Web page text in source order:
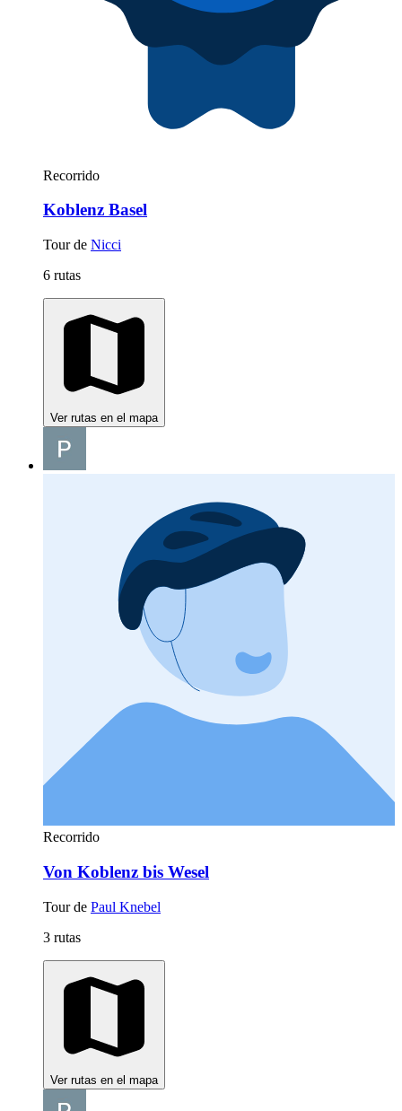
Recorrido
Koblenz Basel
Tour de Nicci
6 rutas
Ver rutas en el mapa
Recorrido
Von Koblenz bis Wesel
Tour de Paul Knebel
3 rutas
Ver rutas en el mapa